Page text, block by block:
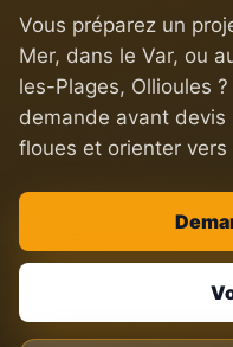
Vous préparez un
Mer, dans le Var, ou
les-Plages, Ollioules
demande avant
floues et orienter